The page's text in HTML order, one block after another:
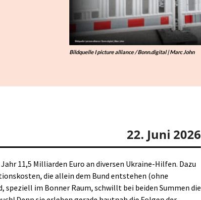
Bildquelle I picture alliance / Bonn.digital | Marc John
22. Juni 2026
11,5 Milliarden Euro an diversen Ukraine-Hilfen. Dazu
die allein dem Bund entstehen (ohne
speziell im Bonner Raum, schwillt bei beiden Summen die